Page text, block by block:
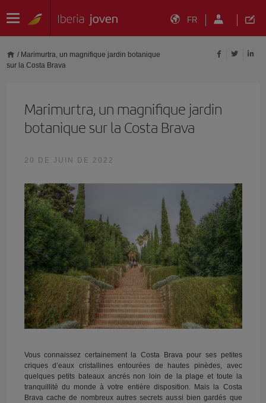
FR
/ Marimurtra, un magnifique jardin botanique
sur la Costa Brava
Marimurtra, un magnifique jardin
botanique sur la Costa Brava
20 DE JUIN DE 2022
Vous connaissez certainement la Costa Brava pour ses petites
criques d’eaux cristallines entourées de hautes pinèdes, avec
quelques petits bateaux ancrés non loin de la plage et toute la
tranquillité du monde à votre entière disposition. Mais la Costa
Brava cache de nombreux autres secrets aussi bien gardés que